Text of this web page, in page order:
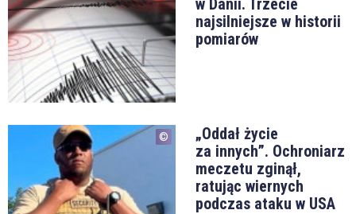
w Danii. Trzecie
najsilniejsze w historii
pomiarów
„Oddał życie
za innych”. Ochroniarz
meczetu zginął,
ratując wiernych
podczas ataku w USA